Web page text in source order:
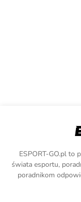
ESPORT-GO.pl to
świata esportu,
poradnikom